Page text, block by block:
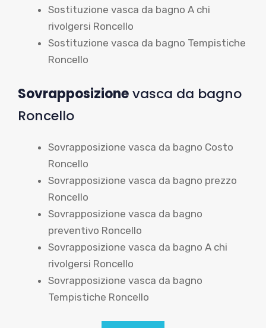
Sostituzione vasca da bagno A chi
rivolgersi Roncello
Sostituzione vasca da bagno Tempistiche
Roncello
Sovrapposizionevasca da bagno
Roncello
Sovrapposizione vasca da bagno Costo
Roncello
Sovrapposizione vasca da bagno prezzo
Roncello
Sovrapposizione vasca da bagno
preventivo Roncello
Sovrapposizione vasca da bagno A chi
rivolgersi Roncello
Sovrapposizione vasca da bagno
Tempistiche Roncello